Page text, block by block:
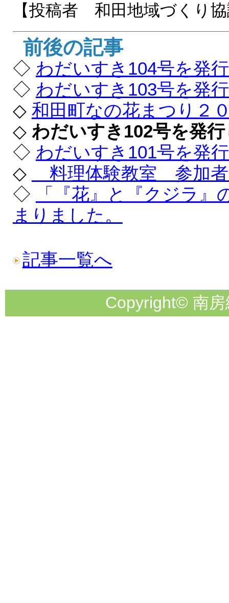
【投稿者 和田地域づくり
前後の記事
◇ わだいすき104号を発
◇ わだいすき103号を発
◇ 和田町なの花まつり２
◇ わだいすき102号を発
◇ わだいすき101号を発
◇
料理体験教室 参加者
◇
「『花』と『クジラ
まりました。
記事一覧へ
Copyright© 南